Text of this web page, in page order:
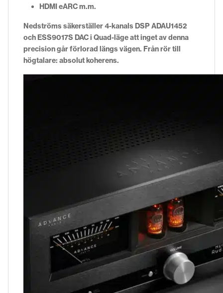
HDMI eARC m.m.
Nedströms säkerställer 4-kanals DSP ADAU1452
och ESS9017S DAC i Quad-läge att inget av denna
precision går förlorad längs vägen. Från rör till
högtalare: absolut koherens.